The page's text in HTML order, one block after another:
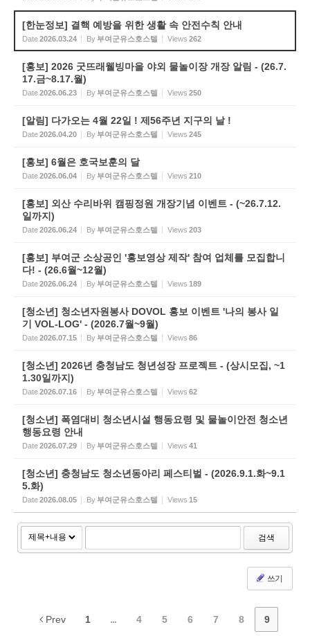
[한눈정보] 결핵 예방을 위한 생활 속 안전수칙 안내
Date2026.03.24 By 부여군유스호스텔 Views 262
[홍보] 2026 굿뜨래웰빙마을 야외 물놀이장 개장 알림 - (26.7.
17.금~8.17.월)
Date2026.06.23 By 부여군유스호스텔 Views 250
[알림] 다가오는 4월 22일 ! 제56주년 지구의 날 !
Date2026.04.20 By 부여군유스호스텔 Views 245
[홍보] 6월은 호국보훈의 달
Date2026.06.04 By 부여군유스호스텔 Views 210
[홍보] 외산 수리바위 캠핑정원 개장기념 이벤트 - (~26.7.12.
일까지)
Date2026.06.24 By 부여군유스호스텔 Views 203
[홍보] 부여군 소상공인 '홍보영상 제작' 참여 업체를 모집합니
다! - (26.6월~12월)
Date2026.06.24 By 부여군유스호스텔 Views 189
[청소년] 청소년자원봉사 DOVOL 홍보 이벤트 '나의 봉사 일
기 VOL-LOG' - (2026.7월~9월)
Date2026.07.15 By 부여군유스호스텔 Views 86
[청소년] 2026년 충청남도 청년성장 프로젝트 - (상시모집, ~1
1.30일까지)
Date2026.07.16 By 부여군유스호스텔 Views 62
[청소년] 폭염대비 청소년시설 행동요령 및 물놀이안전 청소년
행동요령 안내
Date2026.07.29 By 부여군유스호스텔 Views 41
[청소년] 충청남도 청소년동아리 페스티벌 - (2026.9.1.화~9.1
5.화)
Date2026.08.05 By 부여군유스호스텔 Views 15
검색
쓰기
Prev 1 ... 4 5 6 7 8 9